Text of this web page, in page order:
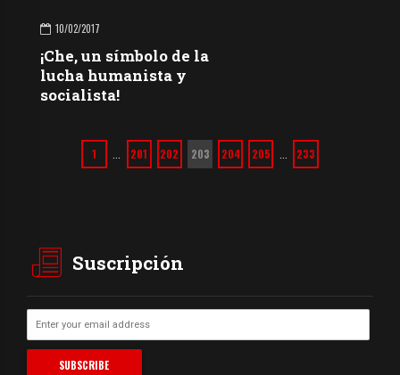
10/02/2017
¡Che, un símbolo de la
lucha humanista y
socialista!
1 201 202 203 204 205 233
Suscripción